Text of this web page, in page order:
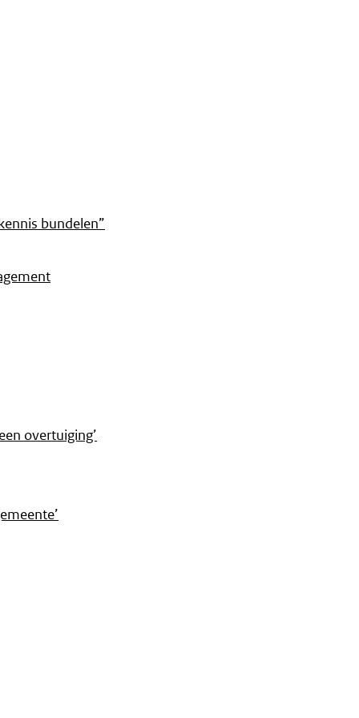
bundelen”
overtuiging’